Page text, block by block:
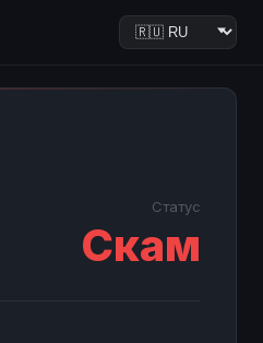
Статус
Скам